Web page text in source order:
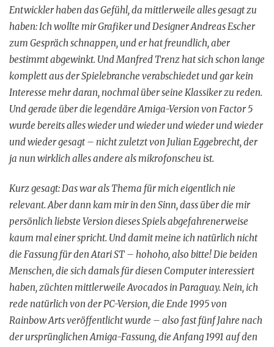
Entwickler haben das Gefühl, da mittlerweile alles gesagt zu
haben: Ich wollte mir Grafiker und Designer Andreas Escher
zum Gespräch schnappen, und er hat freundlich, aber
bestimmt abgewinkt. Und Manfred Trenz hat sich schon lange
komplett aus der Spielebranche verabschiedet und gar kein
Interesse mehr daran, nochmal über seine Klassiker zu reden.
Und gerade über die legendäre Amiga-Version von Factor 5
wurde bereits alles wieder und wieder und wieder und wieder
und wieder gesagt – nicht zuletzt von Julian Eggebrecht, der
ja nun wirklich alles andere als mikrofonscheu ist.
Kurz gesagt: Das war als Thema für mich eigentlich nie
relevant. Aber dann kam mir in den Sinn, dass über die mir
persönlich liebste Version dieses Spiels abgefahrenerweise
kaum mal einer spricht. Und damit meine ich natürlich nicht
die Fassung für den Atari ST – hohoho, also bitte! Die beiden
Menschen, die sich damals für diesen Computer interessiert
haben, züchten mittlerweile Avocados in Paraguay. Nein, ich
rede natürlich von der PC-Version, die Ende 1995 von
Rainbow Arts veröffentlicht wurde – also fast fünf Jahre nach
der ursprünglichen Amiga-Fassung, die Anfang 1991 auf den